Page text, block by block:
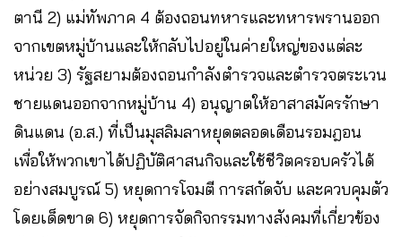
ตานี 2) แม่ทัพภาค 4 ต้องถอนทหารและทหารพรานออก
จากเขตหมู่บ้านและให้กลับไปอยู่ในค่ายใหญ่ของแต่ละ
หน่วย 3) รัฐสยามต้องถอนกำลังตำรวจและตำรวจตระเวน
ชายแดนออกจากหมู่บ้าน 4) อนุญาตให้อาสาสมัครรักษา
ดินแดน (อ.ส.) ที่เป็นมุสลิมลาหยุดตลอดเดือนรอมฎอน
เพื่อให้พวกเขาได้ปฏิบัติศาสนกิจและใช้ชีวิตครอบครัวได้
อย่างสมบูรณ์ 5) หยุดการโจมตี การสกัดจับ และควบคุมตัว
โดยเด็ดขาด 6) หยุดการจัดกิจกรรมทางสังคมที่เกี่ยวข้อง